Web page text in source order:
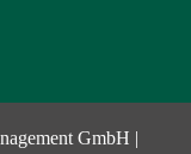
GmbH |